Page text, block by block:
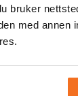
bruker
med annen